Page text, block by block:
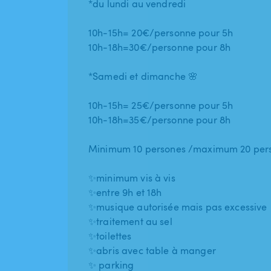
*du lundi au vendredi
10h-15h= 20€/personne pour 5h
10h-18h=30€/personne pour 8h
*Samedi et dimanche 🌸
10h-15h= 25€/personne pour 5h
10h-18h=35€/personne pour 8h
Minimum 10 persones /maximum 20
✨minimum vis à vis
✨entre 9h et 18h
✨musique autorisée mais pas excessive
✨traitement au sel
✨toilettes
✨abris avec table à manger
✨ parking